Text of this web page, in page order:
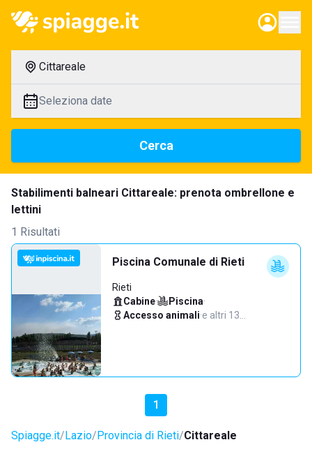
Cittareale
Seleziona date
Cerca
Stabilimenti balneari Cittareale: prenota ombrellone e
lettini
1 Risultati
Piscina Comunale di Rieti
Rieti
Cabine· Piscina·
Accesso animali·e altri 13…
1
Spiagge.it Lazio Provincia di Rieti Cittareale